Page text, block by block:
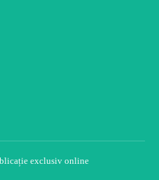
exclusiv online